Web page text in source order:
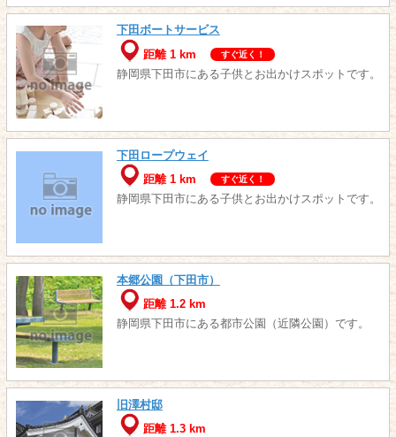
下田ボートサービス
距離 1 km
すぐ近く！
静岡県下田市にある子供とお出かけスポットです。
下田ロープウェイ
距離 1 km
すぐ近く！
静岡県下田市にある子供とお出かけスポットです。
本郷公園（下田市）
距離 1.2 km
静岡県下田市にある都市公園（近隣公園）です。
旧澤村邸
距離 1.3 km